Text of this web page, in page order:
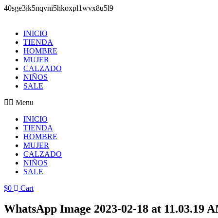
40sge3ik5nqvni5hkoxpl1wvx8u5l9
contenidoINICIO
TIENDA
HOMBRE
MUJER
CALZADO
NIÑOS
SALE
Menu
INICIO
TIENDA
HOMBRE
MUJER
CALZADO
NIÑOS
SALE
$0 Cart
WhatsApp Image 2023-02-18 at 11.03.19